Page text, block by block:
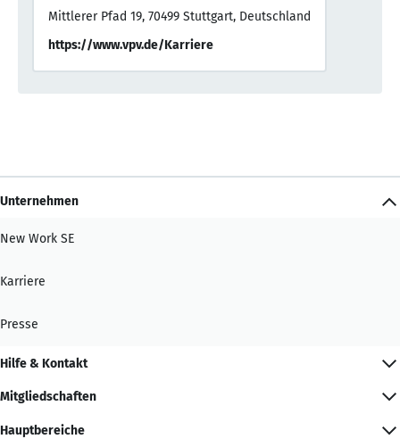
Mittlerer Pfad 19, 70499 Stuttgart, Deutschland
https://www.vpv.de/Karriere
Unternehmen
New Work SE
Karriere
Presse
Hilfe & Kontakt
Mitgliedschaften
Hauptbereiche